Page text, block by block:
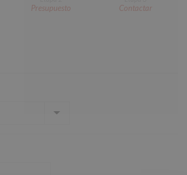
Presupuesto Contactar